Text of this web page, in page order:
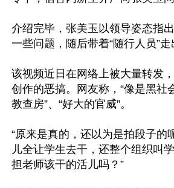
介绍完毕，张美玉以领导姿态指
一些问题，随后带着“随行人员”走
该视频近日在网络上被大量转发
创作的恶搞。网友称，“像是黑社
教查房”、“好大的官威”。
“原来是真的，还以为是拍段子的
儿全让学生去干，还整个组织叫
担老师该干的活儿吗？”